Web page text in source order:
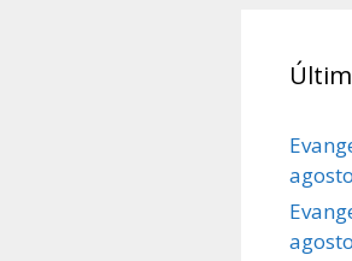
agosto
agosto